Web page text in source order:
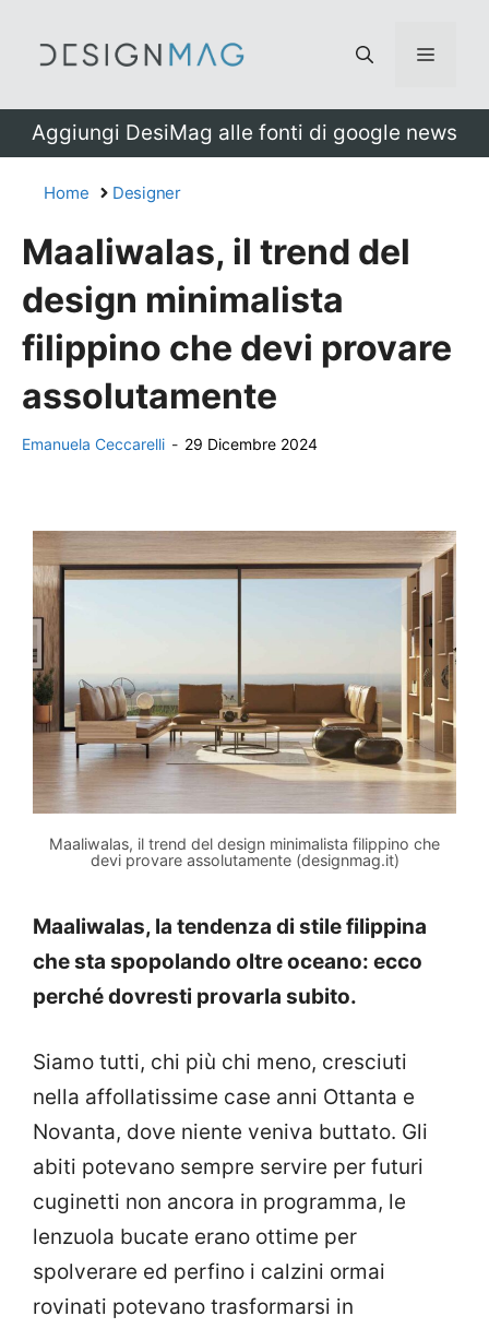
Menu
Aggiungi DesiMag alle fonti di google news
Home Designer
Maaliwalas, il trend del
design minimalista
filippino che devi provare
assolutamente
Emanuela Ceccarelli - 29 Dicembre 2024
Maaliwalas, il trend del design minimalista filippino che
devi provare assolutamente (designmag.it)
Maaliwalas, la tendenza di stile filippina
che sta spopolando oltre oceano: ecco
perché dovresti provarla subito.
Siamo tutti, chi più chi meno, cresciuti
nella affollatissime case anni Ottanta e
Novanta, dove niente veniva buttato. Gli
abiti potevano sempre servire per futuri
cuginetti non ancora in programma, le
lenzuola bucate erano ottime per
spolverare ed perfino i calzini ormai
rovinati potevano trasformarsi in